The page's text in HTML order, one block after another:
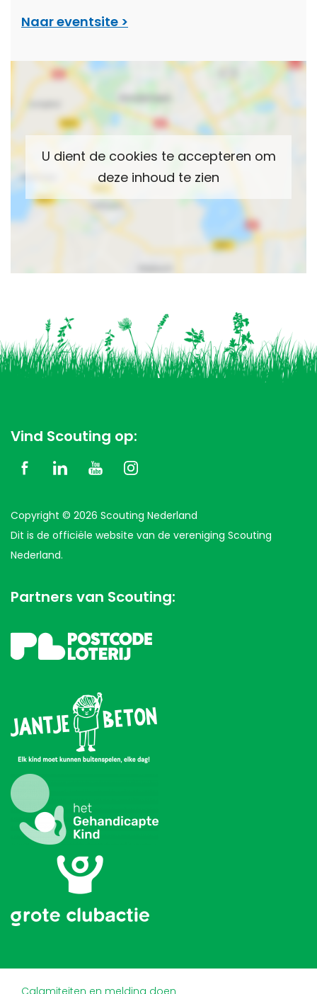
Naar eventsite
Vind Scouting op:
Copyright © 2026 Scouting Nederland
Dit is de officiële website van de vereniging Scouting
Nederland.
Partners van Scouting: